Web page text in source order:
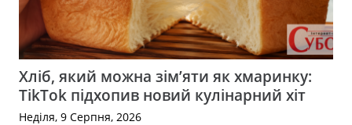
Хліб, який можна зім’яти як хмаринку:
TikTok підхопив новий кулінарний хіт
Неділя, 9 Серпня, 2026